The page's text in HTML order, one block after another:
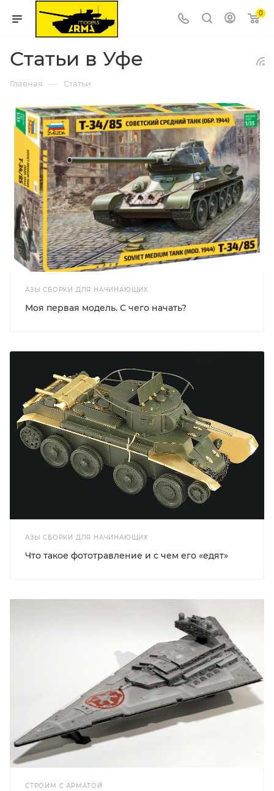
0
Статьи в Уфе
Главная — Статьи
АЗЫ СБОРКИ ДЛЯ НАЧИНАЮЩИХ
Моя первая модель. С чего начать?
АЗЫ СБОРКИ ДЛЯ НАЧИНАЮЩИХ
Что такое фототравление и с чем его «едят»
СТРОИМ С АРМАТОЙ